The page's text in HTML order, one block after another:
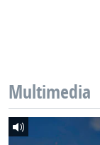
Multimedia